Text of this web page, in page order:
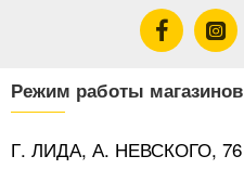
Режим работы магазинов
Г. ЛИДА, А. НЕВСКОГО, 76